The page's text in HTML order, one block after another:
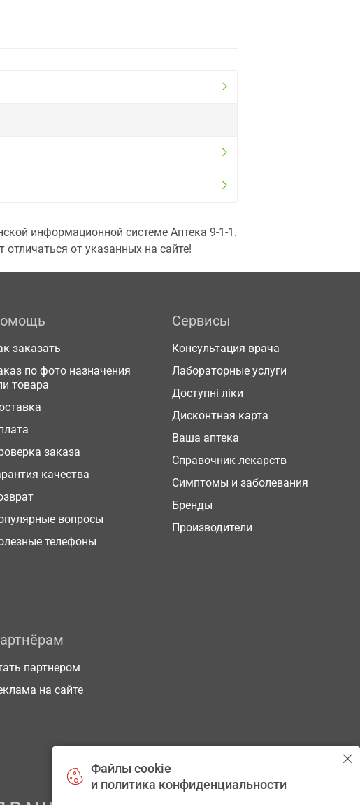
информационной системе Аптека 9-1-1.
от указанных на сайте!
заказать
по фото назначения
товара
заказа
качества
вопросы
телефоны
Сервисы
Консультация врача
Лабораторные услуги
Доступні ліки
Дисконтная карта
Ваша аптека
Справочник лекарств
Симптомы и заболевания
Бренды
Производители
партнером
на сайте
Файлы cookie
и политика конфиденциальности